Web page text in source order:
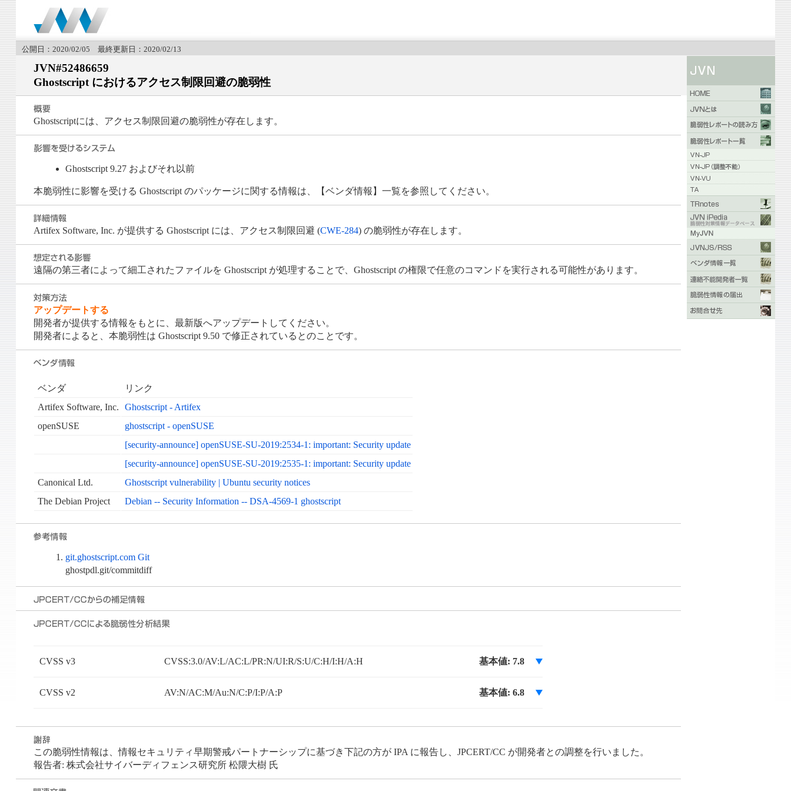
公開日：2020/02/05 最終更新日：2020/02/13
JVN#52486659
Ghostscript におけるアクセス制限回避の脆弱性
Ghostscriptには、アクセス制限回避の脆弱性が存在します。
Ghostscript 9.27 およびそれ以前
本脆弱性に影響を受ける Ghostscript のパッケージに関する情報は、【ベンダ情報】一覧を参照してください。
Artifex Software, Inc. が提供する Ghostscript には、アクセス制限回避 (CWE-284) の脆弱性が存在します。
遠隔の第三者によって細工されたファイルを Ghostscript が処理することで、Ghostscript の権限で任意のコマンドを実行される可能性があります。
アップデートする
開発者が提供する情報をもとに、最新版へアップデートしてください。
開発者によると、本脆弱性は Ghostscript 9.50 で修正されているとのことです。
ベンダ
リンク
Artifex Software, Inc.
Ghostscript - Artifex
openSUSE
ghostscript - openSUSE
[security-announce] openSUSE-SU-2019:2534-1: important: Security update
[security-announce] openSUSE-SU-2019:2535-1: important: Security update
Canonical Ltd.
Ghostscript vulnerability | Ubuntu security notices
The Debian Project
Debian -- Security Information -- DSA-4569-1 ghostscript
git.ghostscript.com Git
ghostpdl.git/commitdiff
CVSS v3 CVSS:3.0/AV:L/AC:L/PR:N/UI:R/S:U/C:H/I:H/A:H 基本値: 7.8
CVSS v2 AV:N/AC:M/Au:N/C:P/I:P/A:P 基本値: 6.8
この脆弱性情報は、情報セキュリティ早期警戒パートナーシップに基づき下記の方が IPA に報告し、JPCERT/CC が開発者との調整を行いました。
報告者: 株式会社サイバーディフェンス研究所 松隈大樹 氏